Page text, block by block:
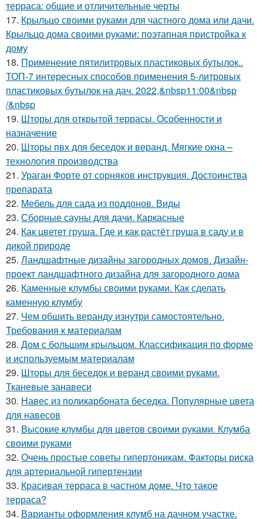
терраса: общие и отличительные черты
17. Крыльцо своими руками для частного дома или дачи.
Крыльцо дома своими руками: поэтапная пристройка к
дому
18. Применение пятилитровых пластиковых бутылок..
ТОП-7 интересных способов применения 5-литровых
пластиковых бутылок на дач. 2022,&nbsp11:00&nbsp
/&nbsp
19. Шторы для открытой террасы. Особенности и
назначение
20. Шторы пвх для беседок и веранд. Мягкие окна –
технология производства
21. Ураган Форте от сорняков инструкция. Достоинства
препарата
22. Мебель для сада из поддонов. Виды
23. Сборные сауны для дачи. Каркасные
24. Как цветет груша. Где и как растёт груша в саду и в
дикой природе
25. Ландшафтные дизайны загородных домов. Дизайн-
проект ландшафтного дизайна для загородного дома
26. Каменные клумбы своими руками. Как сделать
каменную клумбу
27. Чем обшить веранду изнутри самостоятельно.
Требования к материалам
28. Дом с большим крыльцом. Классификация по форме
и используемым материалам
29. Шторы для беседок и веранд своими руками.
Тканевые занавеси
30. Навес из поликарбоната беседка. Популярные цвета
для навесов
31. Высокие клумбы для цветов своими руками. Клумба
своими руками
32. Очень простые советы гипертоникам. Факторы риска
для артериальной гипертензии
33. Красивая терраса в частном доме. Что такое
терраса?
34. Варианты оформления клумб на дачном участке.